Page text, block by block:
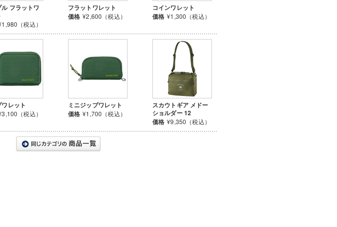
ル フラットワ
（税込）
フラットワレット
価格 ¥2,600（税込）
コインワレット
価格 ¥1,300（税込）
レット
（税込）
ミニジップワレット
価格 ¥1,700（税込）
スカウトギア メドー
ショルダー 12
価格 ¥9,350（税込）